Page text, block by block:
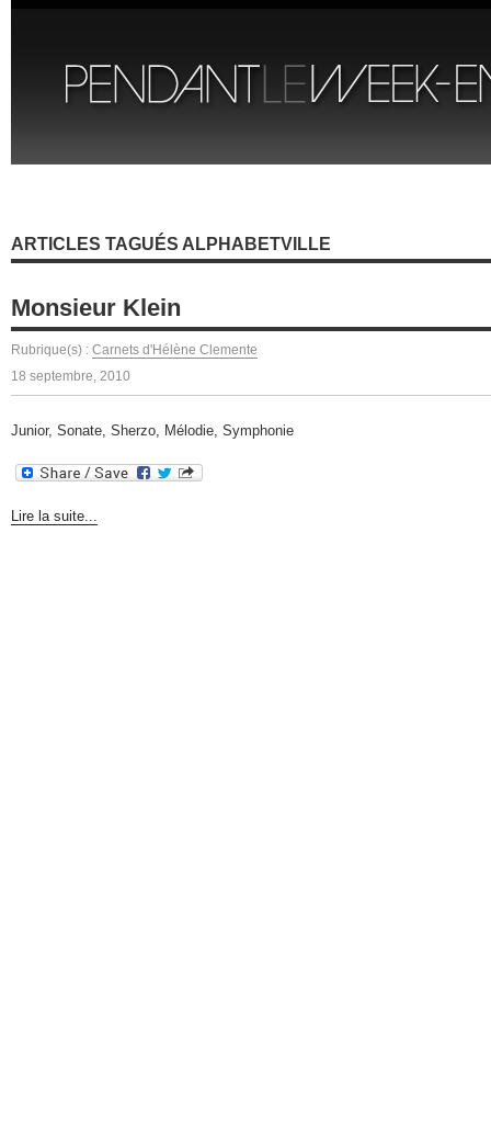
ARTICLES TAGUÉS ALPHABETVILLE
Monsieur Klein
Rubrique(s) : Carnets d'Hélène Clemente
18 septembre, 2010
Junior, Sonate, Sherzo, Mélodie, Symphonie
Lire la suite...